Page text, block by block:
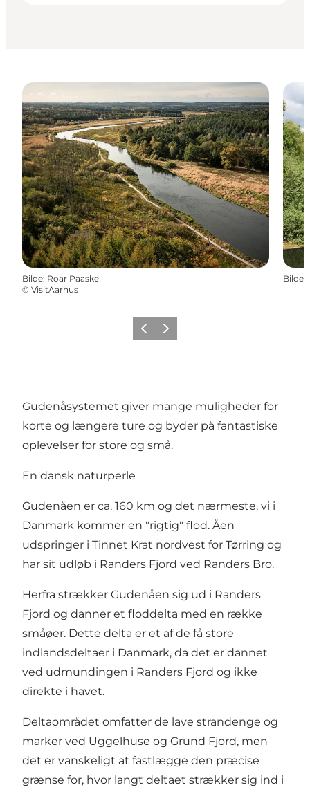
Bilde: Roar Paaske
© VisitAarhus
Bilde:
ForrigeNeste
Gudenåsystemet giver mange muligheder for
korte og længere ture og byder på fantastiske
oplevelser for store og små.
En dansk naturperle
Gudenåen er ca. 160 km og det nærmeste, vi i
Danmark kommer en "rigtig" flod. Åen
udspringer i Tinnet Krat nordvest for Tørring og
har sit udløb i Randers Fjord ved Randers Bro.
Herfra strækker Gudenåen sig ud i Randers
Fjord og danner et floddelta med en række
småøer. Dette delta er et af de få store
indlandsdeltaer i Danmark, da det er dannet
ved udmundingen i Randers Fjord og ikke
direkte i havet.
Deltaområdet omfatter de lave strandenge og
marker ved Uggelhuse og Grund Fjord, men
det er vanskeligt at fastlægge den præcise
grænse for, hvor langt deltaet strækker sig ind i